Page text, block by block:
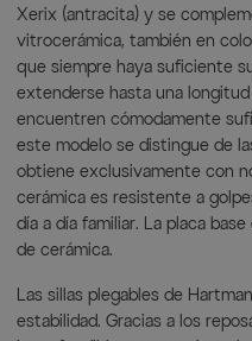
Xerix (antracita) y se
vitrocerámica, también en
que siempre haya suficiente
extenderse hasta una
encuentren cómodamente
este modelo se distingue de
obtiene exclusivamente con
cerámica es resistente a
día a día familiar. La placa
de cerámica.
Las sillas plegables de
estabilidad. Gracias a los